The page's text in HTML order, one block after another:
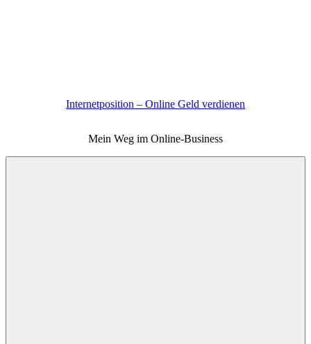
Internetposition – Online Geld verdienen
Mein Weg im Online-Business